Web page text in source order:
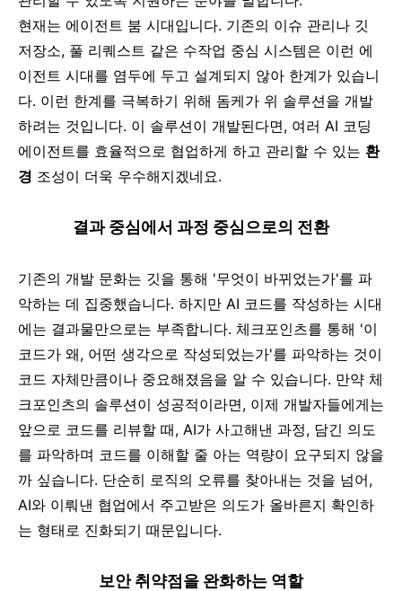
현재는 에이전트 붐 시대입니다. 기존의 이슈 관리나 깃
저장소, 풀 리퀘스트 같은 수작업 중심 시스템은 이런 에
이전트 시대를 염두에 두고 설계되지 않아 한계가 있습니
다. 이런 한계를 극복하기 위해 돔케가 위 솔루션을 개발
하려는 것입니다. 이 솔루션이 개발된다면, 여러 AI 코딩
에이전트를 효율적으로 협업하게 하고 관리할 수 있는 환
경 조성이 더욱 우수해지겠네요.
결과 중심에서 과정 중심으로의 전환
기존의 개발 문화는 깃을 통해 '무엇이 바뀌었는가'를 파
악하는 데 집중했습니다. 하지만 AI 코드를 작성하는 시대
에는 결과물만으로는 부족합니다. 체크포인츠를 통해 '이
코드가 왜, 어떤 생각으로 작성되었는가'를 파악하는 것이
코드 자체만큼이나 중요해졌음을 알 수 있습니다. 만약 체
크포인츠의 솔루션이 성공적이라면, 이제 개발자들에게는
앞으로 코드를 리뷰할 때, AI가 사고해낸 과정, 담긴 의도
를 파악하며 코드를 이해할 줄 아는 역량이 요구되지 않을
까 싶습니다. 단순히 로직의 오류를 찾아내는 것을 넘어,
AI와 이뤄낸 협업에서 주고받은 의도가 올바른지 확인하
는 형태로 진화되기 때문입니다.
보안 취약점을 완화하는 역할